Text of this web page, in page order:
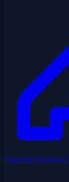
Sugestie klawiatur